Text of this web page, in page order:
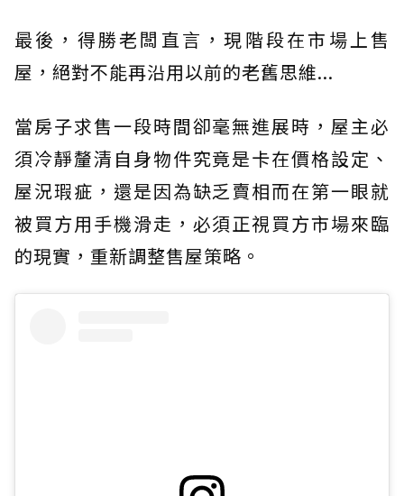
最後，得勝老闆直言，現階段在市場上售
屋，絕對不能再沿用以前的老舊思維...
當房子求售一段時間卻毫無進展時，屋主必
須冷靜釐清自身物件究竟是卡在價格設定、
屋況瑕疵，還是因為缺乏賣相而在第一眼就
被買方用手機滑走，必須正視買方市場來臨
的現實，重新調整售屋策略。